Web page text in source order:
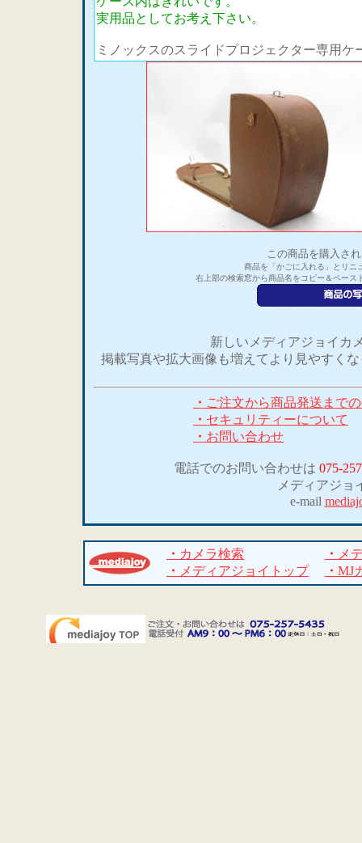
実用品としてお考え下さい。
ミノックスのスライドプロジェクター専用ケ
この商品を購入さ
商品を「かごに入れる」とリニ
右上部の検索窓から商品名をコピー＆ペース
新しいメディアジョイカ
掲載写真や拡大画像も増えてより見やすく
・ ご注文から商品発送まで
・ セキュリティーについて
・ お問い合わせ
電話でのお問い合わせは 075-
メディアジョ
e-mail
・ カメラ検索 ・ メ
・ メディアジョイトップ ・ MJ